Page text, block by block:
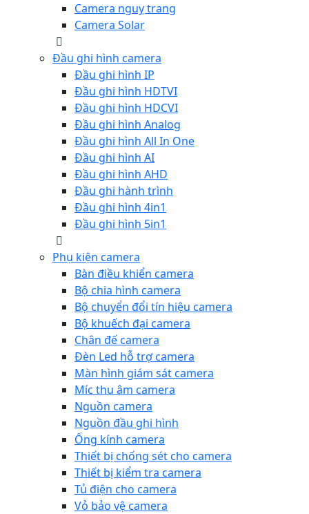
Camera nguỵ trang
Camera Solar
Đầu ghi hình camera
Đầu ghi hình IP
Đầu ghi hình HDTVI
Đầu ghi hình HDCVI
Đầu ghi hình Analog
Đầu ghi hình All In One
Đầu ghi hình AI
Đầu ghi hình AHD
Đầu ghi hành trình
Đầu ghi hình 4in1
Đầu ghi hình 5in1
Phụ kiện camera
Bàn điều khiển camera
Bộ chia hình camera
Bộ chuyển đổi tín hiệu camera
Bộ khuếch đại camera
Chân đế camera
Đèn Led hỗ trợ camera
Màn hình giám sát camera
Míc thu âm camera
Nguồn camera
Nguồn đầu ghi hình
Ống kính camera
Thiết bị chống sét cho camera
Thiết bị kiểm tra camera
Tủ điện cho camera
Vỏ bảo vệ camera